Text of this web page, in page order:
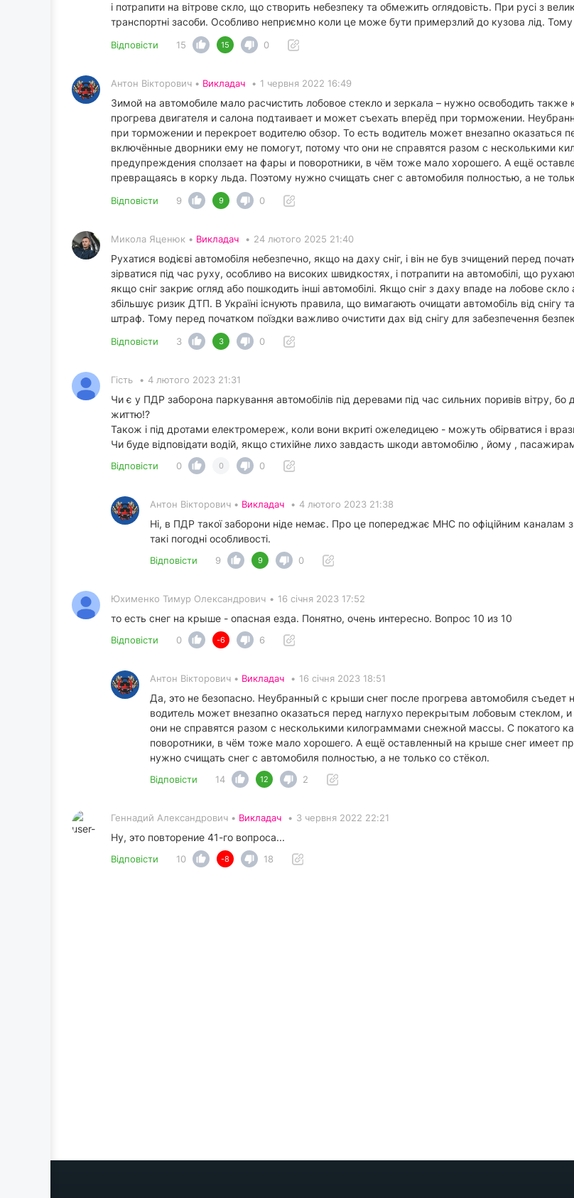
і потрапити на вітрове скло, що створить небезпеку та обмежить оглядовість. При русі з
транспортні засоби. Особливо неприємно коли це може бути примерзлий до кузова лід.
Відповісти 15 15 0
Антон Вікторович • Викладач • 1 червня 2022 16:49
Зимой на автомобиле мало расчистить лобовое стекло и зеркала – нужно освободить
прогрева двигателя и салона подтаивает и может съехать вперёд при торможении.
при торможении и перекроет водителю обзор. То есть водитель может внезапно
включённые дворники ему не помогут, потому что они не справятся разом с несколькими
предупреждения сползает на фары и поворотники, в чём тоже мало хорошего. А ещё
превращаясь в корку льда. Поэтому нужно счищать снег с автомобиля полностью, а не
Відповісти 9 9 0
Микола Яценюк • Викладач • 24 лютого 2025 21:40
Рухатися водієві автомобіля небезпечно, якщо на даху сніг, і він не був зчищений перед
зірватися під час руху, особливо на високих швидкостях, і потрапити на автомобілі, що
якщо сніг закриє огляд або пошкодить інші автомобілі. Якщо сніг з даху впаде на лобове
збільшує ризик ДТП. В Україні існують правила, що вимагають очищати автомобіль від
штраф. Тому перед початком поїздки важливо очистити дах від снігу для забезпечення
Відповісти 3 3 0
Гість • 4 лютого 2023 21:31
Чи є у ПДР заборона паркування автомобілів під деревами під час сильних поривів вітру,
життю!?
Також і під дротами електромереж, коли вони вкриті ожеледицею - можуть обірватися і
Чи буде відповідати водій, якщо стихійне лихо завдасть шкоди автомобілю , йому ,
Відповісти 0 0 0
Антон Вікторович • Викладач • 4 лютого 2023 21:38
Ні, в ПДР такої заборони ніде немає. Про це попереджає МНС по офіційним каналам
такі погодні особливості.
Відповісти 9 9 0
Юхименко Тимур Олександрович • 16 січня 2023 17:52
то есть снег на крыше - опасная езда. Понятно, очень интересно. Вопрос 10 из 10
Відповісти 0 -6 6
Антон Вікторович • Викладач • 16 січня 2023 18:51
Да, это не безопасно. Неубранный с крыши снег после прогрева автомобиля
водитель может внезапно оказаться перед наглухо перекрытым лобовым
они не справятся разом с несколькими килограммами снежной массы. С покатого
поворотники, в чём тоже мало хорошего. А ещё оставленный на крыше снег имеет
нужно счищать снег с автомобиля полностью, а не только со стёкол.
Відповісти 14 12 2
Геннадий Александрович • Викладач • 3 червня 2022 22:21
Ну, это повторение 41-го вопроса...
Відповісти 10 -8 18